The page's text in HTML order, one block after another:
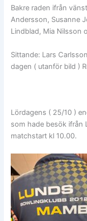
Bakre raden ifrån
Andersson, Susanne
Lindblad, Mia Nilsson
Sittande: Lars
dagen ( utanför bild )
Lördagens ( 25/10 )
som hade besök ifrån
matchstart kl 10.00.